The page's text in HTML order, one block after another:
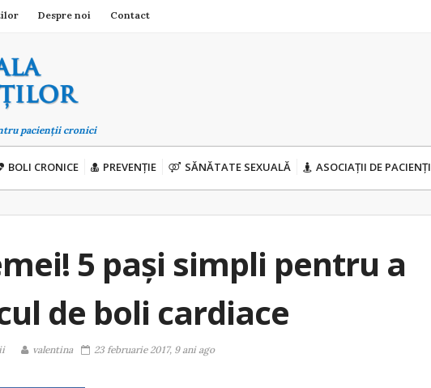
Despre noi Contact
pacienții cronici
BOLI CRONICE PREVENȚIE SĂNĂTATE SEXUALĂ ASOCIAȚII DE PACIENȚI
5 pași simpli pentru a
de boli cardiace
valentina 23 februarie 2017, 9 ani ago